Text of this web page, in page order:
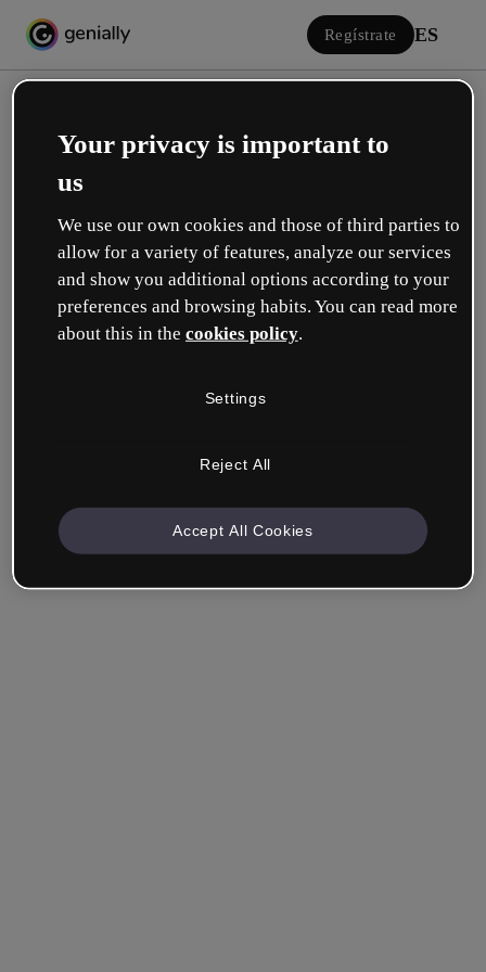
Regístrate ES
Iniciar sesión
Inicia sesión con Google
Recuérdame ¿Has olvidado tu contraseña?
Your privacy is important to
us
We use our own cookies and those of third parties to
allow for a variety of features, analyze our services
and show you additional options according to your
preferences and browsing habits. You can read more
about this in the cookies policy.
Settings
Reject All
Accept All Cookies